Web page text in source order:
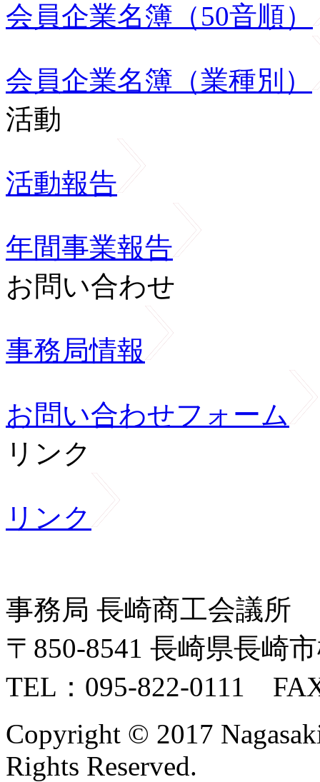
会員企業名簿（50音順）
会員企業名簿（業種別）
活動
活動報告
年間事業報告
お問い合わせ
事務局情報
お問い合わせフォーム
リンク
リンク
事務局 長崎商工会議所
〒850-8541 長崎県長崎
TEL：095-822-0111
Copyright © 2017
Rights Reserved.